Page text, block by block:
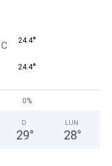
C 24.4°
24.4°
0%
D
29°
LUN
28°